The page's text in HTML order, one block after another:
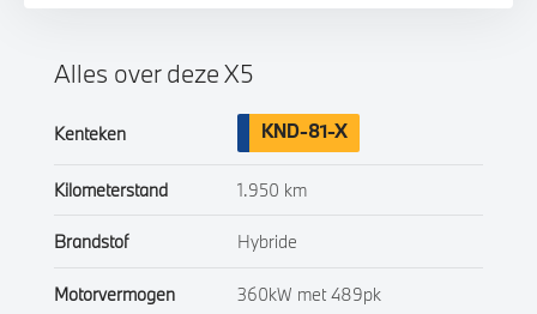
Alles over deze X5
Kenteken KND-81-X
Kilometerstand 1.950 km
Brandstof Hybride
Motorvermogen 360kW met 489pk